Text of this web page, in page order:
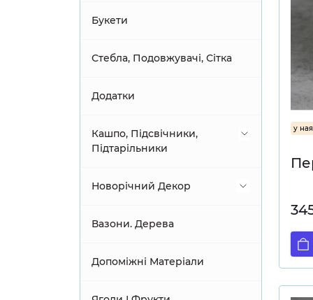
Гортензія
Еустома, Фрезія
Клематіс
Піони
Піони
Зелень кущем
Золото & Срібло
Листки Орхідей
Листя
Букети
Стебла, Подовжувачі, Сітка
Додатки
Кашпо, Підсвічники,
Підтарільники
Інші кашпо
Вази скляні
Золото
Новорічний Декор
Банти
Віночки
Вазони. Дерева
Допоміжні Матеріали
у